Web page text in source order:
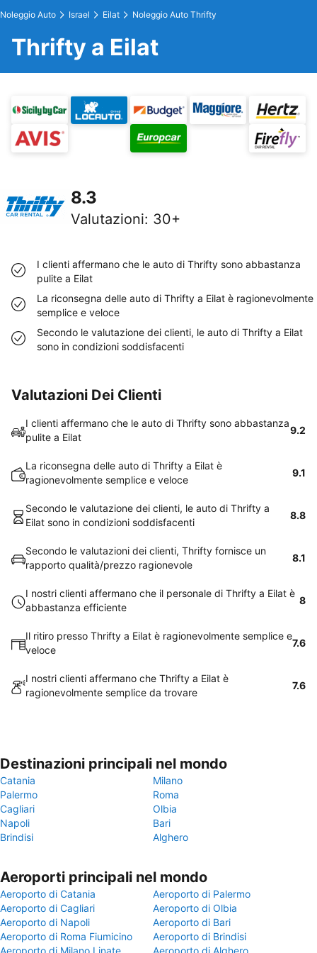
Noleggio Auto Israel Eilat Noleggio Auto Thrifty
Thrifty a Eilat
8.3
Valutazioni: 30+
I clienti affermano che le auto di Thrifty sono abbastanza
pulite a Eilat
La riconsegna delle auto di Thrifty a Eilat è ragionevolmente
semplice e veloce
Secondo le valutazione dei clienti, le auto di Thrifty a Eilat
sono in condizioni soddisfacenti
Valutazioni Dei Clienti
I clienti affermano che le auto di Thrifty sono abbastanza
pulite a Eilat
9.2
La riconsegna delle auto di Thrifty a Eilat è
ragionevolmente semplice e veloce
9.1
Secondo le valutazione dei clienti, le auto di Thrifty a
Eilat sono in condizioni soddisfacenti
8.8
Secondo le valutazioni dei clienti, Thrifty fornisce un
rapporto qualità/prezzo ragionevole
8.1
I nostri clienti affermano che il personale di Thrifty a Eilat è
abbastanza efficiente
8
Il ritiro presso Thrifty a Eilat è ragionevolmente semplice e
veloce
7.6
I nostri clienti affermano che Thrifty a Eilat è
ragionevolmente semplice da trovare
7.6
Destinazioni principali nel mondo
Catania
Milano
Palermo
Roma
Cagliari
Olbia
Napoli
Bari
Brindisi
Alghero
Aeroporti principali nel mondo
Aeroporto di Catania
Aeroporto di Palermo
Aeroporto di Cagliari
Aeroporto di Olbia
Aeroporto di Napoli
Aeroporto di Bari
Aeroporto di Roma Fiumicino
Aeroporto di Brindisi
Aeroporto di Milano Linate
Aeroporto di Alghero